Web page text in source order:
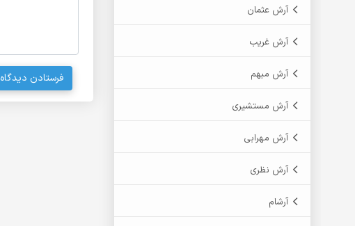
آرش عثمان
آرش غریب
آرش مبهم
آرش مستشیری
آرش مهرابی
آرش نظری
آرشام
فرستادن دیدگاه